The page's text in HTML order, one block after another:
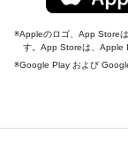
Appleのロゴ、App Store
す。App Storeは、Apple
Google Play および